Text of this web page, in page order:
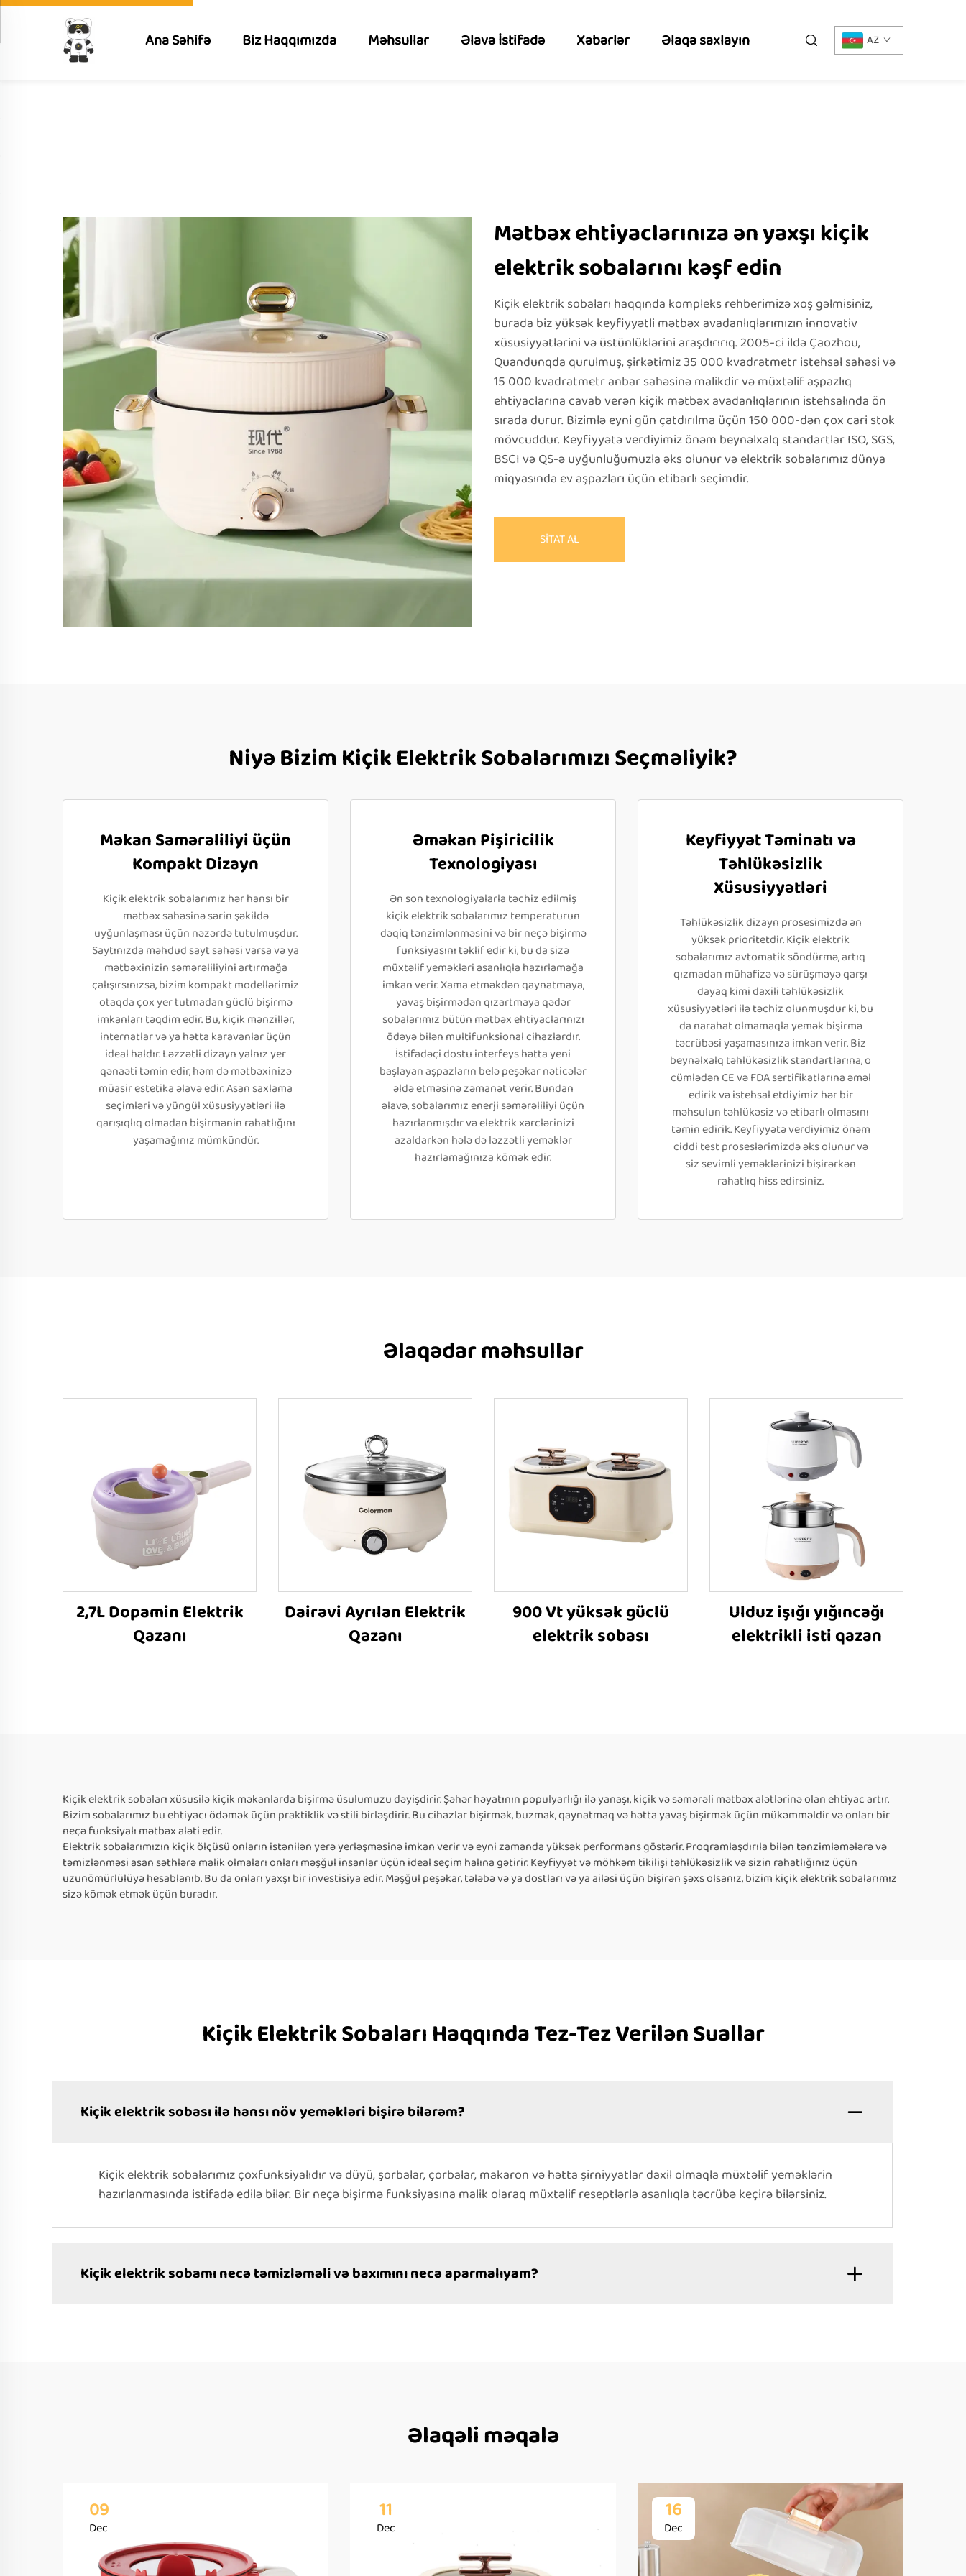
Ana Səhifə Biz Haqqımızda Məhsullar Əlavə İstifadə Xəbərlər Əlaqə saxlayın AZ
Mətbəx ehtiyaclarınıza ən yaxşı kiçik
elektrik sobalarını kəşf edin
Kiçik elektrik sobaları haqqında kompleks rehberimizə xoş gəlmisiniz,
burada biz yüksək keyfiyyətli mətbəx avadanlıqlarımızın innovativ
xüsusiyyətlərini və üstünlüklərini araşdırırıq. 2005-ci ildə Çaozhou,
Quandunqda qurulmuş, şirkətimiz 35 000 kvadratmetr istehsal sahəsi və
15 000 kvadratmetr anbar sahəsinə malikdir və müxtəlif aşpazlıq
ehtiyaclarına cavab verən kiçik mətbəx avadanlıqlarının istehsalında ön
sırada durur. Bizimlə eyni gün çatdırılma üçün 150 000-dən çox cari stok
mövcuddur. Keyfiyyətə verdiyimiz önəm beynəlxalq standartlar ISO, SGS,
BSCI və QS-ə uyğunluğumuzla əks olunur və elektrik sobalarımız dünya
miqyasında ev aşpazları üçün etibarlı seçimdir.
SİTAT AL
Niyə Bizim Kiçik Elektrik Sobalarımızı Seçməliyik?
Məkan Səmərəliliyi üçün
Kompakt Dizayn
Kiçik elektrik sobalarımız hər hansı bir
mətbəx sahəsinə sərin şəkildə
uyğunlaşması üçün nəzərdə tutulmuşdur.
Saytınızda məhdud sayt sahəsi varsa və ya
mətbəxinizin səmərəliliyini artırmağa
çalışırsınızsa, bizim kompakt modellərimiz
otaqda çox yer tutmadan güclü bişirmə
imkanları təqdim edir. Bu, kiçik mənzillər,
internatlar və ya hətta karavanlar üçün
ideal haldır. Ləzzətli dizayn yalnız yer
qənaəti təmin edir, həm də mətbəxinizə
müasir estetika əlavə edir. Asan saxlama
seçimləri və yüngül xüsusiyyətləri ilə
qarışıqlıq olmadan bişirmənin rahatlığını
yaşamağınız mümkündür.
Əməkan Pişiricilik
Texnologiyası
Ən son texnologiyalarla təchiz edilmiş
kiçik elektrik sobalarımız temperaturun
dəqiq tənzimlənməsini və bir neçə bişirmə
funksiyasını təklif edir ki, bu da sizə
müxtəlif yeməkləri asanlıqla hazırlamağa
imkan verir. Xama etməkdən qaynatmaya,
yavaş bişirmədən qızartmaya qədər
sobalarımız bütün mətbəx ehtiyaclarınızı
ödəyə bilən multifunksional cihazlardır.
İstifadəçi dostu interfeys hətta yeni
başlayan aşpazların belə peşəkar nəticələr
əldə etməsinə zəmanət verir. Bundan
əlavə, sobalarımız enerji səmərəliliyi üçün
hazırlanmışdır və elektrik xərclərinizi
azaldarkən hələ də ləzzətli yeməklər
hazırlamağınıza kömək edir.
Keyfiyyət Təminatı və
Təhlükəsizlik
Xüsusiyyətləri
Təhlükəsizlik dizayn prosesimizdə ən
yüksək prioritetdir. Kiçik elektrik
sobalarımız avtomatik söndürmə, artıq
qızmadan mühafizə və sürüşməyə qarşı
dayaq kimi daxili təhlükəsizlik
xüsusiyyətləri ilə təchiz olunmuşdur ki, bu
da narahat olmamaqla yemək bişirmə
təcrübəsi yaşamasınıza imkan verir. Biz
beynəlxalq təhlükəsizlik standartlarına, o
cümlədən CE və FDA sertifikatlarına əməl
edirik və istehsal etdiyimiz hər bir
məhsulun təhlükəsiz və etibarlı olmasını
təmin edirik. Keyfiyyətə verdiyimiz önəm
ciddi test proseslərimizdə əks olunur və
siz sevimli yeməklərinizi bişirərkən
rahatlıq hiss edirsiniz.
Əlaqədar məhsullar
2,7L Dopamin Elektrik
Qazanı
Dairəvi Ayrılan Elektrik
Qazanı
900 Vt yüksək güclü
elektrik sobası
Ulduz işığı yığıncağı
elektrikli isti qazan
Kiçik elektrik sobaları xüsusilə kiçik məkanlarda bişirmə üsulumuzu dəyişdirir. Şəhər həyatının populyarlığı ilə yanaşı, kiçik və səmərəli mətbəx alətlərinə olan ehtiyac artır.
Bizim sobalarımız bu ehtiyacı ödəmək üçün praktiklik və stili birləşdirir. Bu cihazlar bişirmək, buzmak, qaynatmaq və hətta yavaş bişirmək üçün mükəmməldir və onları bir
neçə funksiyalı mətbəx aləti edir.
Elektrik sobalarımızın kiçik ölçüsü onların istənilən yerə yerləşməsinə imkan verir və eyni zamanda yüksək performans göstərir. Proqramlaşdırıla bilən tənzimləmələrə və
təmizlənməsi asan səthlərə malik olmaları onları məşğul insanlar üçün ideal seçim halına gətirir. Keyfiyyət və möhkəm tikilişi təhlükəsizlik və sizin rahatlığınız üçün
uzunömürlülüyə hesablanıb. Bu da onları yaxşı bir investisiya edir. Məşğul peşəkar, tələbə və ya dostları və ya ailəsi üçün bişirən şəxs olsanız, bizim kiçik elektrik sobalarımız
sizə kömək etmək üçün buradır.
Kiçik Elektrik Sobaları Haqqında Tez-Tez Verilən Suallar
Kiçik elektrik sobası ilə hansı növ yeməkləri bişirə bilərəm?
Kiçik elektrik sobalarımız çoxfunksiyalıdır və düyü, şorbalar, çorbalar, makaron və hətta şirniyyatlar daxil olmaqla müxtəlif yeməklərin
hazırlanmasında istifadə edilə bilər. Bir neçə bişirmə funksiyasına malik olaraq müxtəlif reseptlərlə asanlıqla təcrübə keçirə bilərsiniz.
Kiçik elektrik sobamı necə təmizləməli və baxımını necə aparmalıyam?
Əlaqəli məqalə
09
Dec
11
Dec
16
Dec